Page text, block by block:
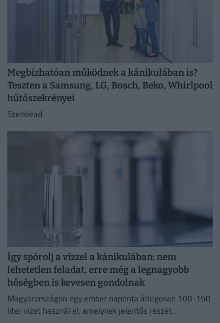
Megbízhatóan működnek a kánikulában is?
Teszten a Samsung, LG, Bosch, Beko, Whirlpool
hűtőszekrényei
Szerklead
Így spórolj a vízzel a kánikulában: nem
lehetetlen feladat, erre még a legnagyobb
hőségben is kevesen gondolnak
Magyarországon egy ember naponta átlagosan 100-150
liter vizet használ el, amelynek jelentős részét